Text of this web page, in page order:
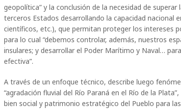
geopolítica” y la conclusión de la necesidad de
terceros Estados desarrollando la capacidad nacional
científicos, etc.), que permitan proteger los intereses
para lo cual “debemos controlar, además, nuestros
insulares; y desarrollar el Poder Marítimo y Naval…
efectiva”.
A través de un enfoque técnico, describe luego
“agradación fluvial del Río Paraná en el Río de la
bien social y patrimonio estratégico del Pueblo para